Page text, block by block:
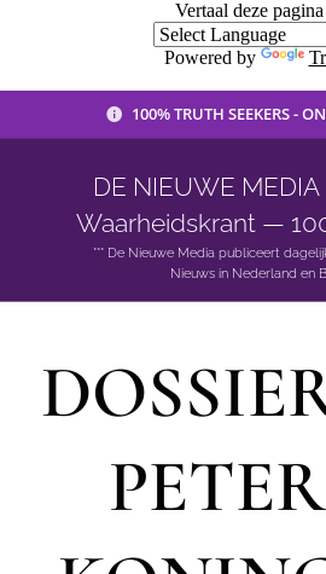
Vertaal deze
Powered by
100% TRUTH SEEKERS -
DE NIEUWE
Waarheidskrant —
*** De Nieuwe Media publiceert
Nieuws in Nederland en